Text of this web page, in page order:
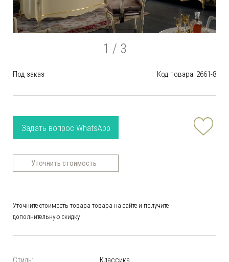
1 / 3
Под заказ Код товара: 2661-8
Задать вопрос WhatsApp
Уточнить стоимость
Уточните стоимость товара товара на сайте и получите
дополнительную скидку
Стиль: Классика